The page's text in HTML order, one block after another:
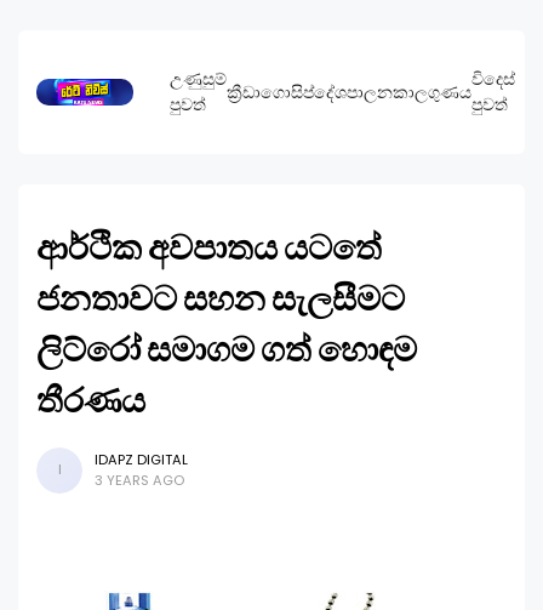
උණුසුම්
පුවත්
ක්‍රීඩාගොසිප්දේශපාලනකාලගුණය
විදෙස්
පුවත්
ආර්ථික අවපාතය යටතේ
ජනතාවට සහන සැලසීමට
ලිට්රෝ සමාගම ගත් හොඳම
තීරණය
I
IDAPZ DIGITAL
3 YEARS AGO